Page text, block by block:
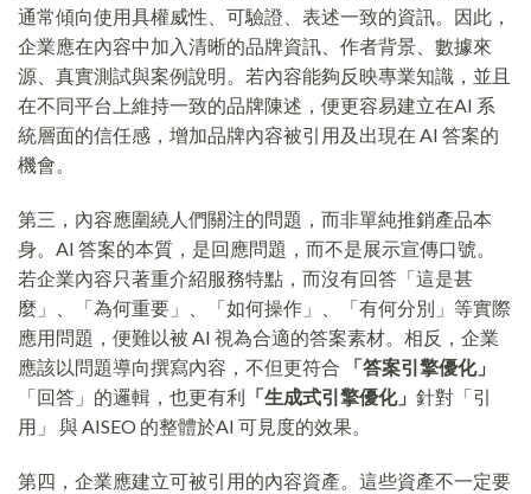
通常傾向使用具權威性、可驗證、表述一致的資訊。因此，
企業應在內容中加入清晰的品牌資訊、作者背景、數據來
源、真實測試與案例說明。若內容能夠反映專業知識，並且
在不同平台上維持一致的品牌陳述，便更容易建立在AI 系
統層面的信任感，增加品牌內容被引用及出現在 AI 答案的
機會。
第三，內容應圍繞人們關注的問題，而非單純推銷產品本
身。AI 答案的本質，是回應問題，而不是展示宣傳口號。
若企業內容只著重介紹服務特點，而沒有回答「這是甚
麼」、「為何重要」、「如何操作」、「有何分別」等實際
應用問題，便難以被 AI 視為合適的答案素材。相反，企業
應該以問題導向撰寫內容，不但更符合
「答案引擎優化」
「回答」的邏輯，也更有利 「生成式引擎優化」 針對「引
用」 與 AISEO 的整體於AI 可見度的效果。
第四，企業應建立可被引用的內容資產。這些資產不一定要